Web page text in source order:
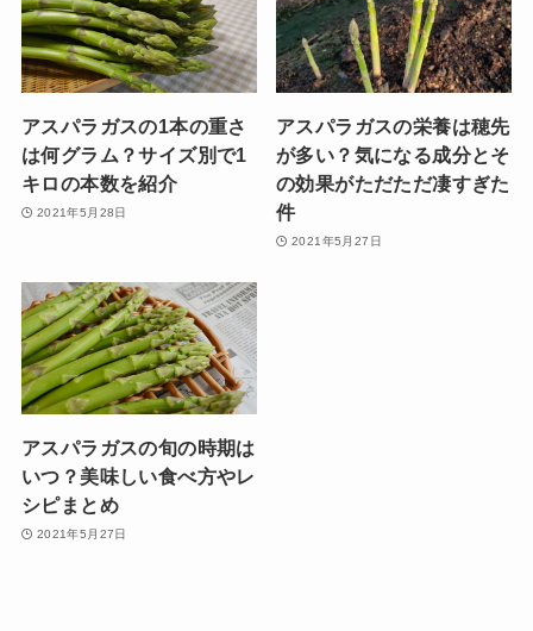
アスパラガスの1本の重さ
は何グラム？サイズ別で1
キロの本数を紹介
2021年5月28日
アスパラガスの栄養は穂先
が多い？気になる成分とそ
の効果がただただ凄すぎた
件
2021年5月27日
アスパラガスの旬の時期は
いつ？美味しい食べ方やレ
シピまとめ
2021年5月27日